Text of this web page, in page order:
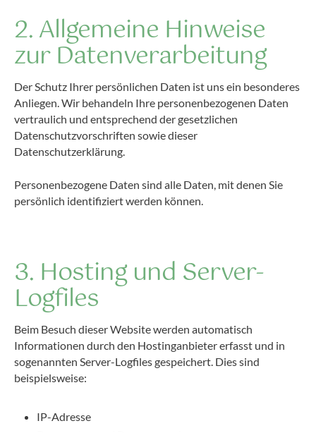
2. Allgemeine Hinweise
zur Datenverarbeitung
Der Schutz Ihrer persönlichen Daten ist uns ein besonderes
Anliegen. Wir behandeln Ihre personenbezogenen Daten
vertraulich und entsprechend der gesetzlichen
Datenschutzvorschriften sowie dieser
Datenschutzerklärung.
Personenbezogene Daten sind alle Daten, mit denen Sie
persönlich identifiziert werden können.
3. Hosting und Server-
Logfiles
Beim Besuch dieser Website werden automatisch
Informationen durch den Hostinganbieter erfasst und in
sogenannten Server-Logfiles gespeichert. Dies sind
beispielsweise:
IP-Adresse